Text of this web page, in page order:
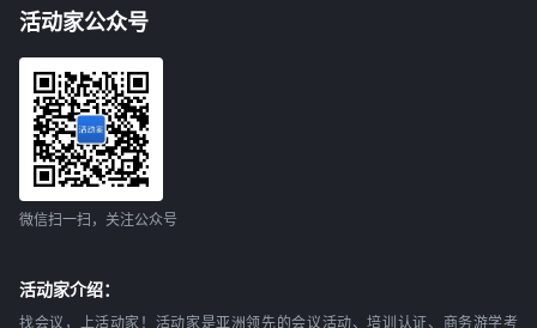
活动家公众号
微信扫一扫，关注公众号
活动家介绍：
找会议，上活动家！活动家是亚洲领先的会议活动、培训认证、商务游学考